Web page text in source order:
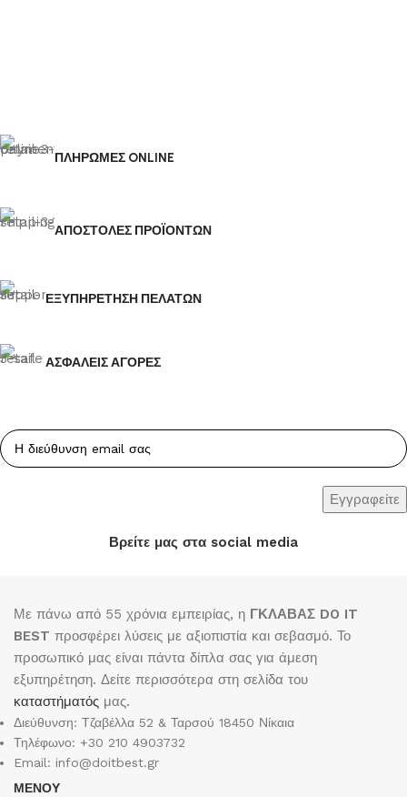
ΠΛΗΡΩΜΕΣ ONLINE
ΑΠΟΣΤΟΛΕΣ ΠΡΟΪΟΝΤΩΝ
ΕΞΥΠΗΡΕΤΗΣΗ ΠΕΛΑΤΩΝ
ΑΣΦΑΛΕΙΣ ΑΓΟΡΕΣ
Βρείτε μας στα social media
Με πάνω από 55 χρόνια εμπειρίας, η ΓΚΛΑΒΑΣ DO IT
BEST προσφέρει λύσεις με αξιοπιστία και σεβασμό. Το
προσωπικό μας είναι πάντα δίπλα σας για άμεση
εξυπηρέτηση. Δείτε περισσότερα στη σελίδα του
καταστήματός μας.
Διεύθυνση: Τζαβέλλα 52 & Ταρσού 18450 Νίκαια
Τηλέφωνο: +30 210 4903732
Email: info@doitbest.gr
ΜΕΝΟΥ